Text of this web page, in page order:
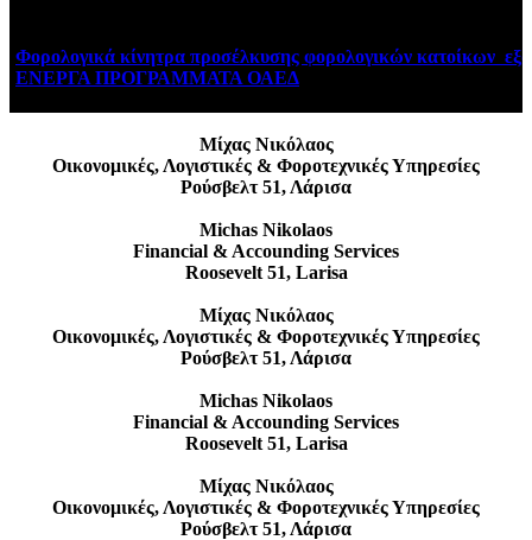
κίνητρα προσέλκυσης φορολογικών κατοίκων
ΠΡΟΓΡΑΜΜΑΤΑ ΟΑΕΔ August 6, 2026
Μίχας Νικόλαος
Οικονομικές, Λογιστικές & Φοροτεχνικές Υπηρεσίες
Ρούσβελτ 51, Λάρισα
Michas Nikolaos
Financial & Accounding Services
Roosevelt 51, Larisa
Μίχας Νικόλαος
Οικονομικές, Λογιστικές & Φοροτεχνικές Υπηρεσίες
Ρούσβελτ 51, Λάρισα
Michas Nikolaos
Financial & Accounding Services
Roosevelt 51, Larisa
Μίχας Νικόλαος
Οικονομικές, Λογιστικές & Φοροτεχνικές Υπηρεσίες
Ρούσβελτ 51, Λάρισα